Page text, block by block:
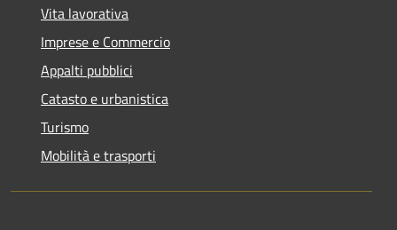
Vita lavorativa
Imprese e Commercio
Appalti pubblici
Catasto e urbanistica
Turismo
Mobilità e trasporti